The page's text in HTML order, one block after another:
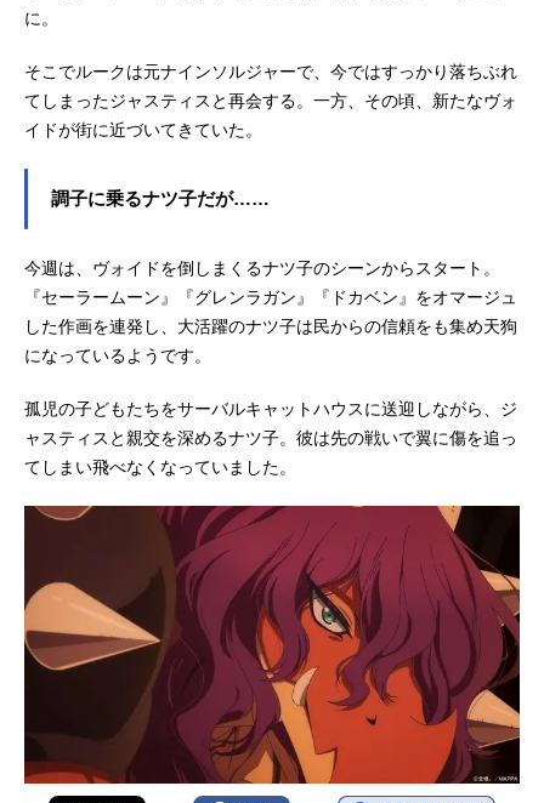
に。
そこでルークは元ナインソルジャーで、今ではすっかり落ちぶれ
てしまったジャスティスと再会する。一方、その頃、新たなヴォ
イドが街に近づいてきていた。
調子に乗るナツ子だが……
今週は、ヴォイドを倒しまくるナツ子のシーンからスタート。
『セーラームーン』『グレンラガン』『ドカベン』をオマージュ
した作画を連発し、大活躍のナツ子は民からの信頼をも集め天狗
になっているようです。
孤児の子どもたちをサーバルキャットハウスに送迎しながら、ジ
ャスティスと親交を深めるナツ子。彼は先の戦いで翼に傷を追っ
てしまい飛べなくなっていました。